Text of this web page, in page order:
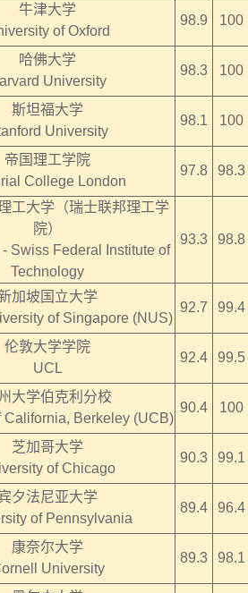
牛津大学
of Oxford
98.9 100
哈佛大学
University
98.3 100
斯坦福大学
University
98.1 100
帝国理工学院
College London
97.8 98.3
工大学（瑞士联邦理工学
院）
Swiss Federal Institute of
Technology
93.3 98.8
加坡国立大学
of Singapore (NUS)
92.7 99.4
伦敦大学学院
UCL
92.4 99.5
大学伯克利分校
California, Berkeley (UCB)
90.4 100
芝加哥大学
of Chicago
90.3 99.1
夕法尼亚大学
of Pennsylvania
89.4 96.4
康奈尔大学
University
89.3 98.1